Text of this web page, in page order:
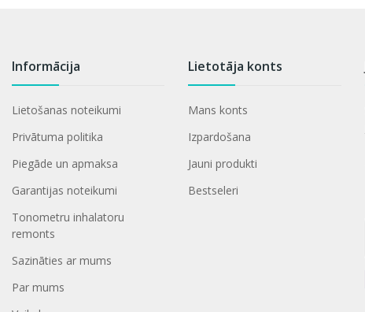
Informācija
Lietošanas noteikumi
Privātuma politika
Piegāde un apmaksa
Garantijas noteikumi
Tonometru inhalatoru
remonts
Sazināties ar mums
Par mums
Lietotāja konts
Mans konts
Izpardošana
Jauni produkti
Bestseleri